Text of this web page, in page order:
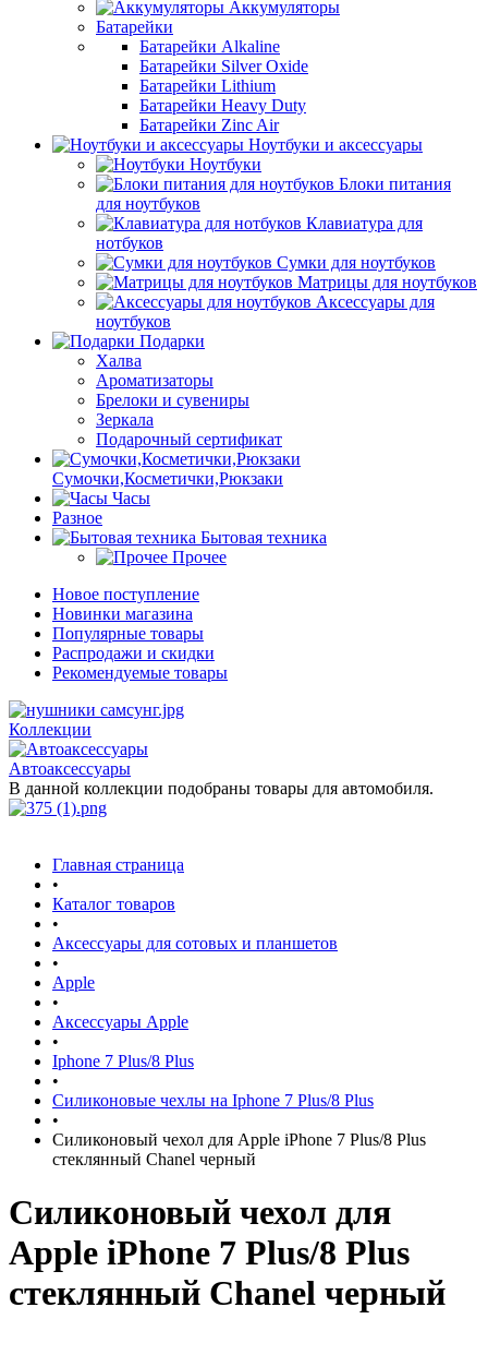
Аккумуляторы
Батарейки
Батарейки Alkaline
Батарейки Silver Oxide
Батарейки Lithium
Батарейки Heavy Duty
Батарейки Zinc Air
Ноутбуки и аксессуары
Ноутбуки
Блоки питания
для ноутбуков
Клавиатура для
нотбуков
Сумки для ноутбуков
Матрицы для ноутбуков
Аксессуары для
ноутбуков
Подарки
Халва
Ароматизаторы
Брелоки и сувениры
Зеркала
Подарочный сертификат
Сумочки,Косметички,Рюкзаки
Часы
Разное
Бытовая техника
Прочее
Новое поступление
Новинки магазина
Популярные товары
Распродажи и скидки
Рекомендуемые товары
Коллекции
Автоаксессуары
В данной коллекции подобраны товары для автомобиля.
Главная страница
•
Каталог товаров
•
Аксессуары для сотовых и планшетов
•
Apple
•
Аксессуары Apple
•
Iphone 7 Plus/8 Plus
•
Силиконовые чехлы на Iphone 7 Plus/8 Plus
•
Силиконовый чехол для Apple iPhone 7 Plus/8 Plus
стеклянный Chanel черный
Силиконовый чехол для
Apple iPhone 7 Plus/8 Plus
стеклянный Chanel черный